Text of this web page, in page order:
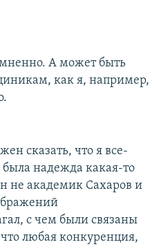
А может быть
как я, например,
сказать, что я все-
надежда какая-то
не академик Сахаров и
с чем были связаны
любая конкуренция,